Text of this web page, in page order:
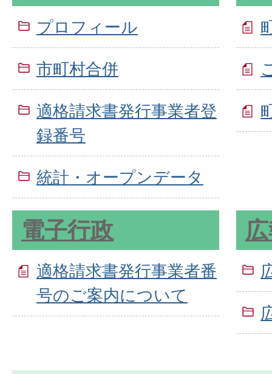
プロフィール
市町村合併
適格請求書発行事業者登
録番号
統計・オープンデータ
電子行政
適格請求書発行事業者番
号のご案内について